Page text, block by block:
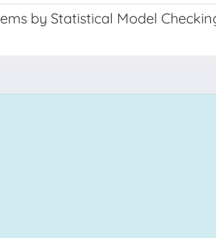
by Statistical Model